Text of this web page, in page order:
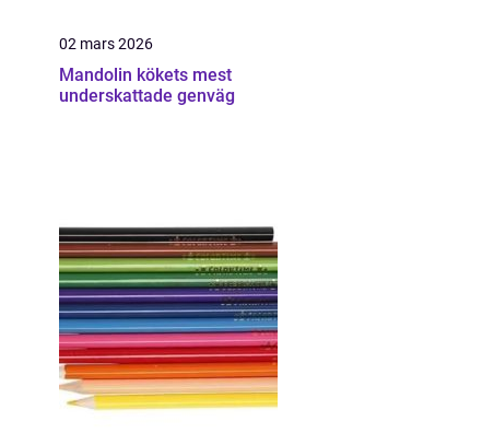
02 mars 2026
Mandolin kökets mest
underskattade genväg